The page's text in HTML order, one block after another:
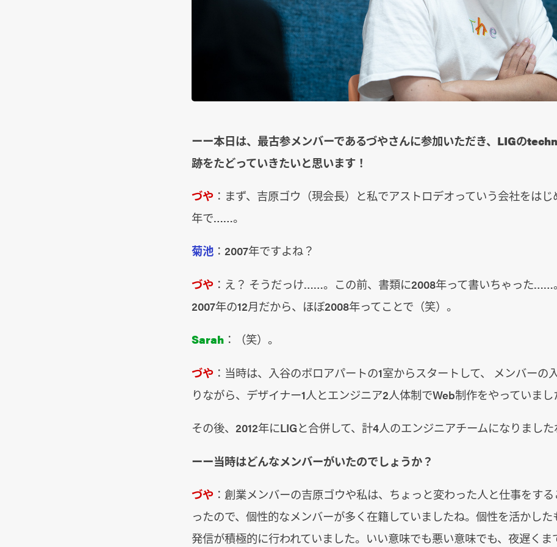
ーー本日は、最古参メンバーであるづやさんに参加いただき、LIGの
跡をたどっていきたいと思います！
づや：まず、吉原ゴウ（現会長）と私でアストロデオっていう会社をはじ
年で……。
菊池：2007年ですよね？
づや：え？ そうだっけ……。この前、書類に2008年って書いちゃった……
2007年の12月だから、ほぼ2008年ってことで（笑）。
Sarah：（笑）。
づや：当時は、入谷のボロアパートの1室からスタートして、 メンバーの
りながら、デザイナー1人とエンジニア2人体制でWeb制作をやっていまし
その後、2012年にLIGと合併して、計4人のエンジニアチームになりました
ーー当時はどんなメンバーがいたのでしょうか？
づや：創業メンバーの吉原ゴウや私は、ちょっと変わった人と仕事をす
ったので、個性的なメンバーが多く在籍していましたね。個性を活かした
発信が積極的に行われていました。いい意味でも悪い意味でも、夜遅くま